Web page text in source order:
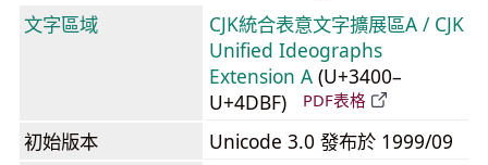
文字區域
CJK統合表意文字擴展區A / CJK
Unified Ideographs
Extension A (U+3400–
U+4DBF)
PDF表格
初始版本
Unicode 3.0 發布於 1999/09